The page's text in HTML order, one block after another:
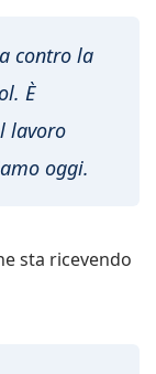
contro la
È
lavoro
oggi.
sta ricevendo